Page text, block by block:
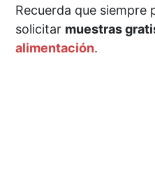
Recuerda que siempre
solicitar muestras
alimentación.